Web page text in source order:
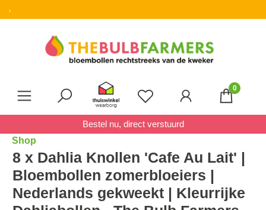
Ga naar de hoofdinhoud
Je hebt 0 items op je
0
Bestel nu, direct verstuurd
Shop
8 x Dahlia Knollen 'Cafe Au Lait' |
Bloembollen zomerbloeiers |
Nederlands gekweekt | Kleurrijke